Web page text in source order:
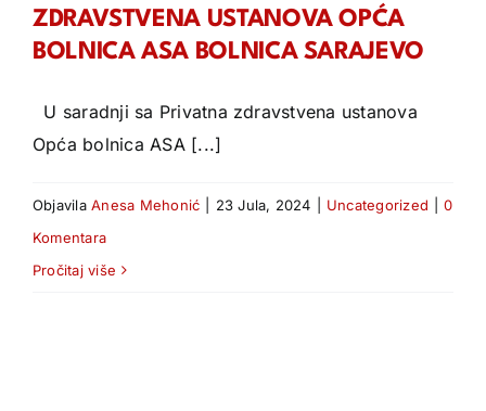
ZDRAVSTVENA USTANOVA OPĆA
BOLNICA ASA BOLNICA SARAJEVO
U saradnji sa Privatna zdravstvena ustanova
Opća bolnica ASA [...]
ObjavilaAnesa Mehonić 23 Jula, 2024 Uncategorized
0
Komentara
Pročitaj više